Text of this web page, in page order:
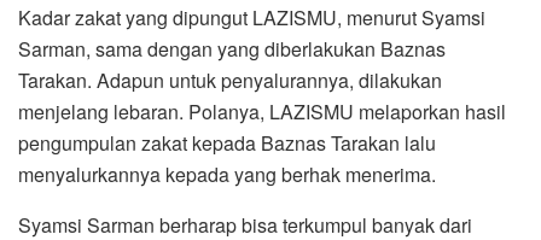
Kadar zakat yang dipungut LAZISMU, menurut Syamsi
Sarman, sama dengan yang diberlakukan Baznas
Tarakan. Adapun untuk penyalurannya, dilakukan
menjelang lebaran. Polanya, LAZISMU melaporkan hasil
pengumpulan zakat kepada Baznas Tarakan lalu
menyalurkannya kepada yang berhak menerima.
Syamsi Sarman berharap bisa terkumpul banyak dari